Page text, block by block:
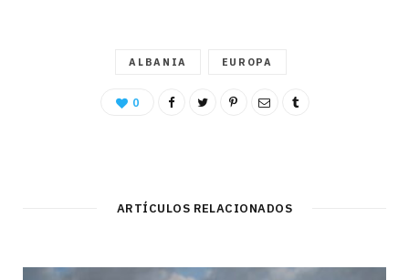
ALBANIA EUROPA
0
ARTÍCULOS RELACIONADOS